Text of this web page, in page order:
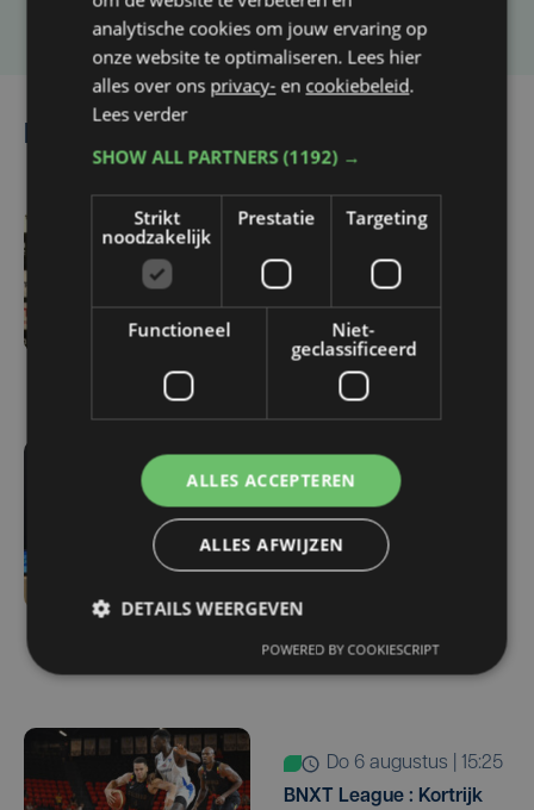
Lees ook
Cercle neemt het in
eerste match op tegen
Standard: "Er heerst wat
opwinding"
do 6 augustus | 17:07
Meteen een West-
Vlaamse derby:
kampioen Club Brugge
openingsspeeldag
do 6 augustus | 15:25
BNXT League : Kortrijk
analytische cookies om jouw ervaring op
onze website te optimaliseren. Lees hier
alles over ons privacy- en cookiebeleid.
Lees verder
SHOW ALL PARTNERS(1192) →
Strikt
noodzakelijk
Prestatie Targeting
Functioneel
Niet-
geclassificeerd
ALLES ACCEPTEREN
ALLES AFWIJZEN
DETAILS WEERGEVEN
POWERED BY COOKIESCRIPT